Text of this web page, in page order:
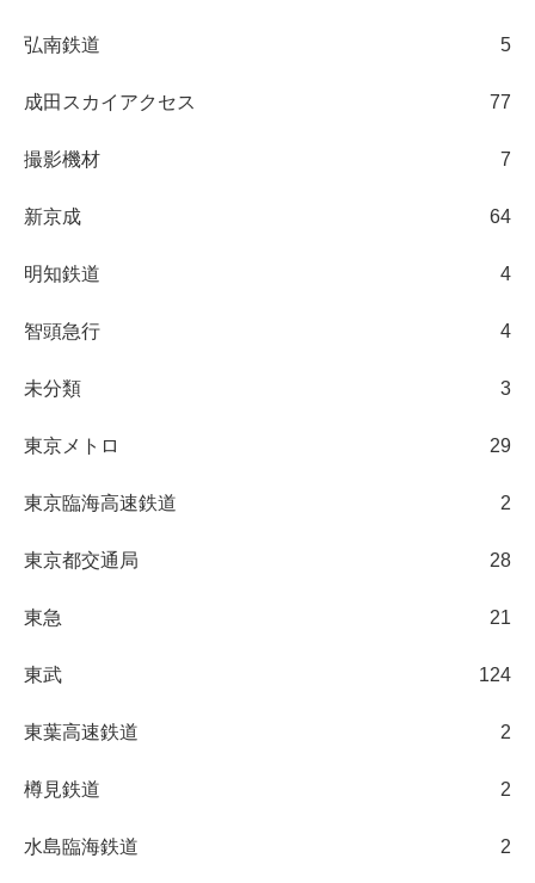
弘南鉄道 5
成田スカイアクセス 77
撮影機材 7
新京成 64
明知鉄道 4
智頭急行 4
未分類 3
東京メトロ 29
東京臨海高速鉄道 2
東京都交通局 28
東急 21
東武 124
東葉高速鉄道 2
樽見鉄道 2
水島臨海鉄道 2